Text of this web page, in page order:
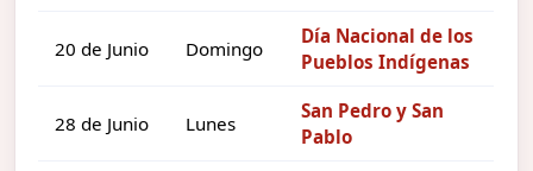
20 de Junio Domingo
Día Nacional de los
Pueblos Indígenas
28 de Junio Lunes
San Pedro y San
Pablo